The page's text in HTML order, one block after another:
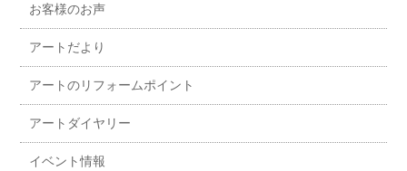
お客様のお声
アートだより
アートのリフォームポイント
アートダイヤリー
イベント情報